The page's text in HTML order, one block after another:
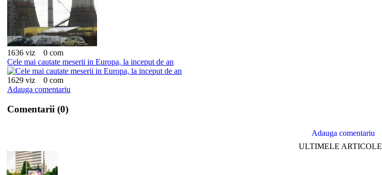
1636 viz
0 com
Cele mai cautate meserii in Europa, la inceput de an
1629 viz
0 com
Adauga comentariu
Comentarii (0)
Adauga comentariu
ULTIMELE ARTICOLE